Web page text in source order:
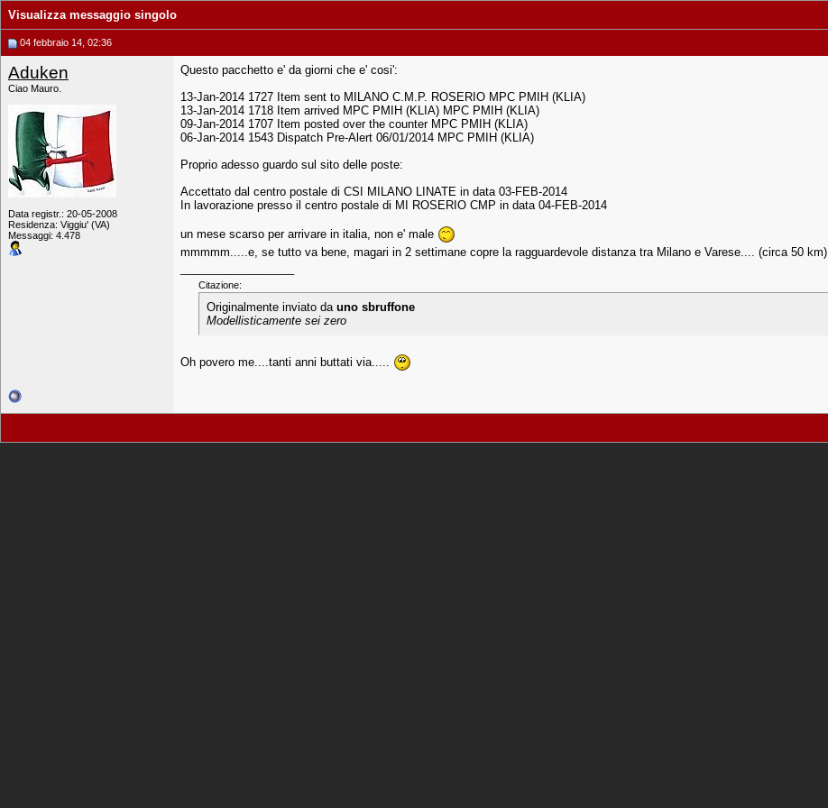
Visualizza messaggio singolo
04 febbraio 14, 02:36
Aduken
Ciao Mauro.
Data registr.: 20-05-2008
Residenza: Viggiu' (VA)
Messaggi: 4.478
Questo pacchetto e' da giorni che e' cosi':
13-Jan-2014 1727 Item sent to MILANO C.M.P. ROSERIO MPC PMIH (KLIA)
13-Jan-2014 1718 Item arrived MPC PMIH (KLIA) MPC PMIH (KLIA)
09-Jan-2014 1707 Item posted over the counter MPC PMIH (KLIA)
06-Jan-2014 1543 Dispatch Pre-Alert 06/01/2014 MPC PMIH (KLIA)
Proprio adesso guardo sul sito delle poste:
Accettato dal centro postale di CSI MILANO LINATE in data 03-FEB-2014
In lavorazione presso il centro postale di MI ROSERIO CMP in data 04-FEB-2014
un mese scarso per arrivare in italia, non e' male
mmmmm.....e, se tutto va bene, magari in 2 settimane copre la ragguardevole distanza tra Milano e Varese.... (circa 50 km)
Citazione:
Originalmente inviato da uno sbruffone
Modellisticamente sei zero
Oh povero me....tanti anni buttati via.....